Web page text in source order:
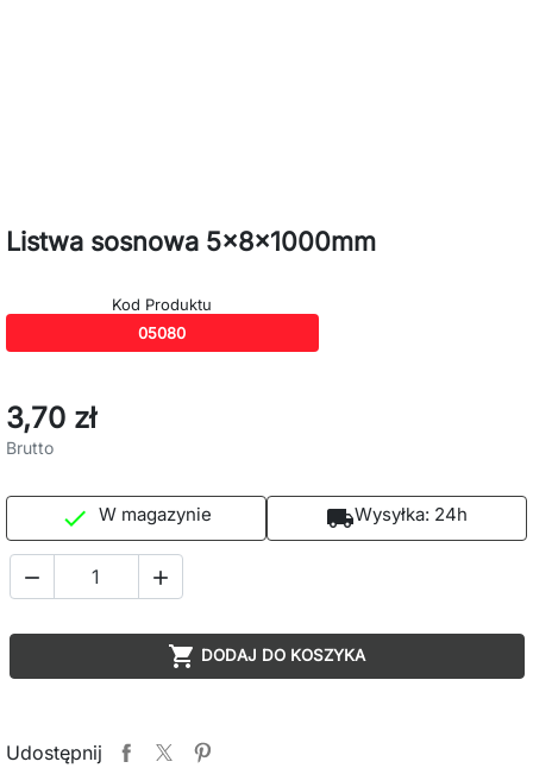
Listwa sosnowa 5x8x1000mm
Kod Produktu
05080
3,70 zł
Brutto
 W magazynie local_shippingWysyłka: 24h
 
 DODAJ DO KOSZYKA
Udostępnij